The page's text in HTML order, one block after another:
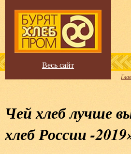
Весь сайт
Чей хлеб лучше
хлеб России -